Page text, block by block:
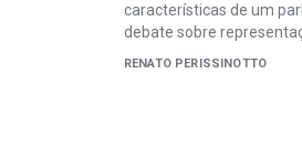
características de um
debate sobre
RENATO PERISSINOTTO